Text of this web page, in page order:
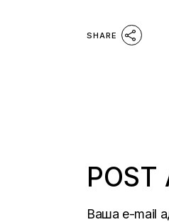
SHARE
POST
Ваша e-mail